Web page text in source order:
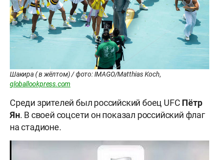
Шакира ( в жёлтом) / фото: IMAGO/Matthias Koch,
globallookpress.com
Среди зрителей был российский боец UFC Пётр
Ян. В своей соцсети он показал российский флаг
на стадионе.